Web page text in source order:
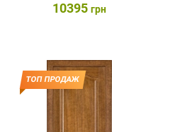
10395 грн
ТОП ПРОДАЖ